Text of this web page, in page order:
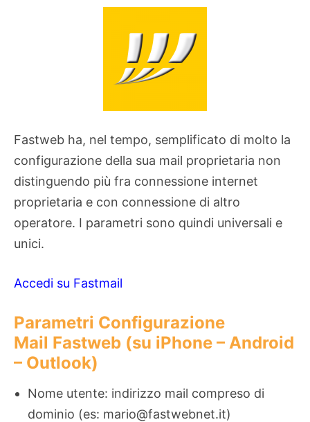
Fastweb ha, nel tempo, semplificato di molto la
configurazione della sua mail proprietaria non
distinguendo più fra connessione internet
proprietaria e con connessione di altro
operatore. I parametri sono quindi universali e
unici.
Accedi su Fastmail
Parametri Configurazione
Mail Fastweb (su iPhone – Android
– Outlook)
Nome utente: indirizzo mail compreso di
dominio (es: mario@fastwebnet.it)